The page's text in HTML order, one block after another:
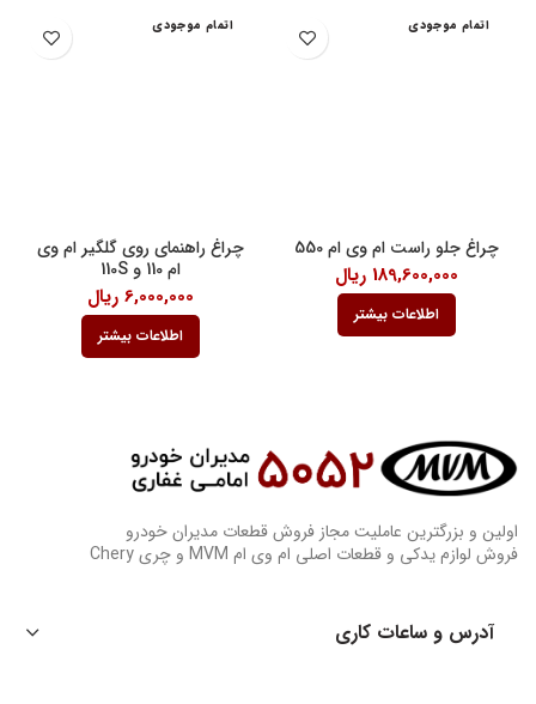
اتمام موجودی
چراغ جلو راست ام وی ام 550
189,600,000 ریال
اطلاعات بیشتر
اتمام موجودی
چراغ راهنمای روی گلگیر ام وی
ام 110 و 110S
6,000,000 ریال
اطلاعات بیشتر
اولین و بزرگترین عاملیت مجاز فروش قطعات مدیران خودرو
فروش لوازم یدکی و قطعات اصلی ام وی ام MVM و چری Chery
آدرس و ساعات کاری